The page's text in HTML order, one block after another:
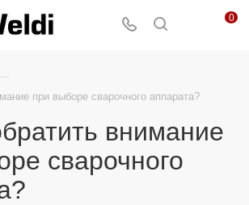
0
при выборе сварочного аппарата?
внимание
сварочного